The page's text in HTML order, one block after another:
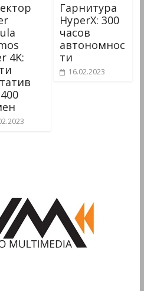
4K:
Гарнитура
HyperX: 300
часов
автономнос
ти
16.02.2023